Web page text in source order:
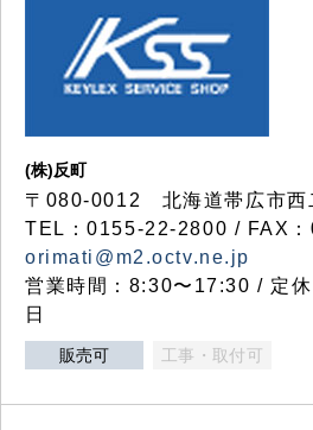
(株)反町
〒080-0012 北海道帯広市西
TEL：0155-22-2800 / FAX
orimati@m2.octv.ne.jp
営業時間：8:30〜17:30 / 定
日
販売可 工事・取付可